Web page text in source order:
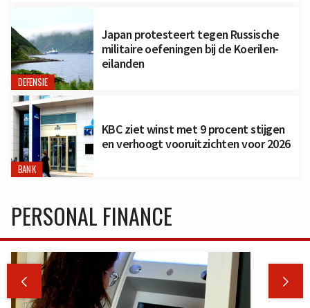
DEFENSIE
Japan protesteert tegen Russische
militaire oefeningen bij de Koerilen-
eilanden
BANK
KBC ziet winst met 9 procent stijgen
en verhoogt vooruitzichten voor 2026
PERSONAL FINANCE
 